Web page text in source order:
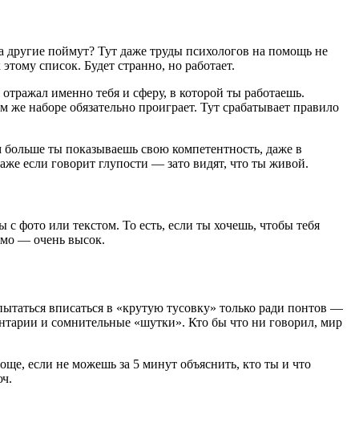
поймут? Тут даже труды психологов на помощь не
список. Будет странно, но работает.
именно тебя и сферу, в которой ты работаешь.
наборе обязательно проиграет. Тут срабатывает правило
ты показываешь свою компетентность, даже в
если говорит глупости — зато видят, что ты живой.
фото или текстом. То есть, если ты хочешь, чтобы тебя
— очень высок.
вписаться в «крутую тусовку» только ради понтов —
и сомнительные «шутки». Кто бы что ни говорил, мир
если не можешь за 5 минут объяснить, кто ты и что